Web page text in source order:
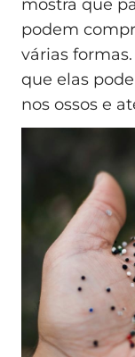
mostra que
podem
várias
que elas
nos ossos e